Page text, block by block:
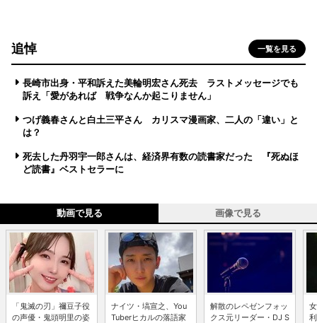
追悼 一覧を見る
長崎市出身・平和訴えた美輪明宏さん死去 ラストメッセージでも
訴え「愛があれば 戦争なんか起こりません」
つげ義春さんと白土三平さん カリスマ漫画家、二人の「違い」と
は？
死去した丹羽宇一郎さんは、経済界有数の読書家だった 『死ぬほ
ど読書』ベストセラーに
動画で見る 画像で見る
「鬼滅の刃」禰豆子役
の声優・鬼頭明里の姿
ナイツ・塙宣之、You
Tuberヒカルの落語家
解散のレペゼンフォッ
クス元リーダー・DJ S